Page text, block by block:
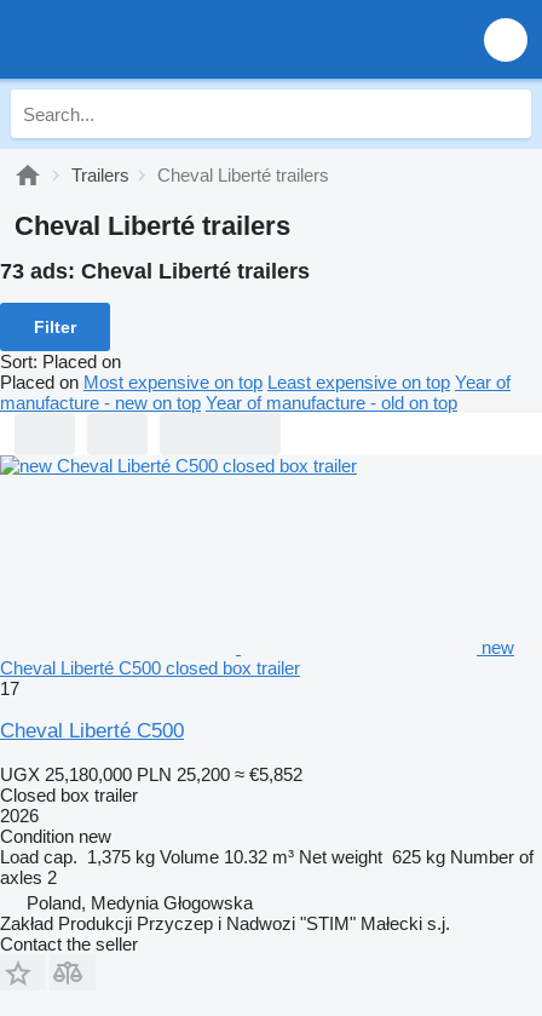
Trailers Cheval Liberté trailers
Cheval Liberté trailers
73 ads: Cheval Liberté trailers
Filter
Sort: Placed on
Placed on Most expensive on top Least expensive on top Year of
manufacture - new on top Year of manufacture - old on top
new
Cheval Liberté C500 closed box trailer
17
Cheval Liberté C500
UGX 25,180,000 PLN 25,200 ≈ €5,852
Closed box trailer
2026
Condition new
Load cap. 1,375 kg Volume 10.32 m³ Net weight 625 kg Number of
axles 2
Poland, Medynia Głogowska
Zakład Produkcji Przyczep i Nadwozi "STIM" Małecki s.j.
Contact the seller